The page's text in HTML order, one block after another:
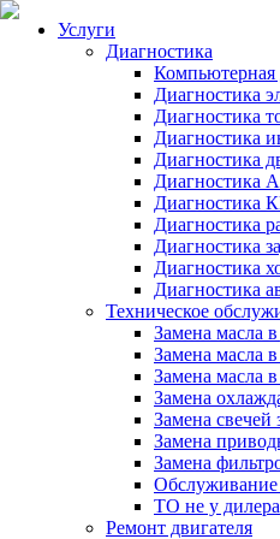
Услуги
Диагностика
Компьютерная
Диагностика
Диагностика
Диагностика
Диагностика
Диагностика
Диагностика
Диагностика
Диагностика
Диагностика
Диагностика
Техническое
Замена масла
Замена масла
Замена
Замена
Замена свечей
Замена
Замена
ТО не у дилера
Ремонт двигателя